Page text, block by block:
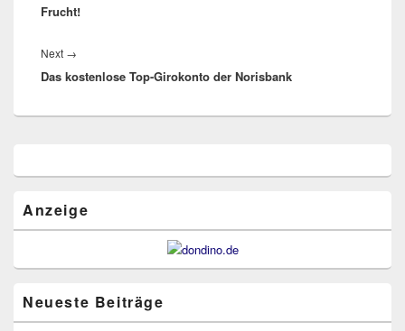
Frucht!
Next →
post:
Das kostenlose Top-Girokonto der Norisbank
Widget-
Anzeige
Neueste Beiträge